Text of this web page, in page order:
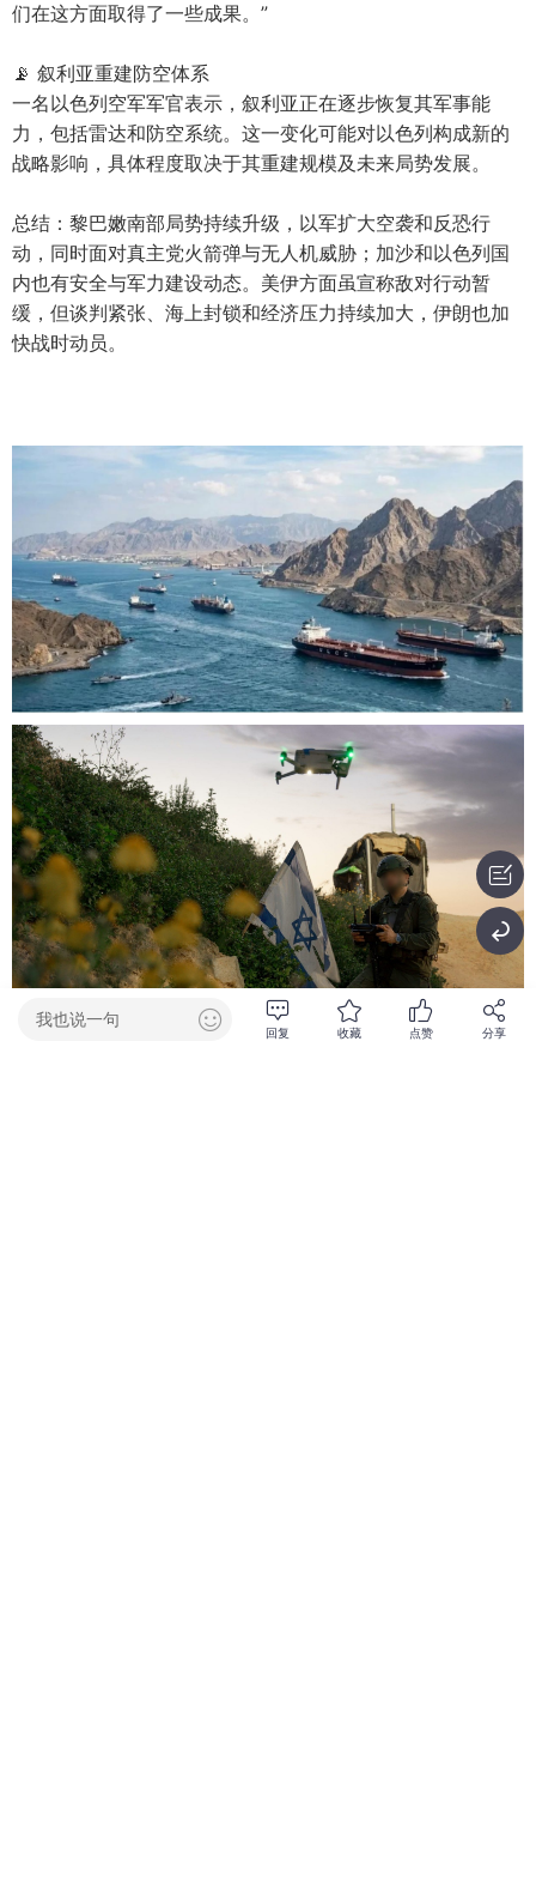
们在这方面取得了一些成果。”
📡 叙利亚重建防空体系
一名以色列空军军官表示，叙利亚正在逐步恢复其军事能
力，包括雷达和防空系统。这一变化可能对以色列构成新的
战略影响，具体程度取决于其重建规模及未来局势发展。
总结：黎巴嫩南部局势持续升级，以军扩大空袭和反恐行
动，同时面对真主党火箭弹与无人机威胁；加沙和以色列国
内也有安全与军力建设动态。美伊方面虽宣称敌对行动暂
缓，但谈判紧张、海上封锁和经济压力持续加大，伊朗也加
快战时动员。
我也说一句
回复 收藏 点赞 分享